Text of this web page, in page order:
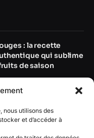
nous utilisons des
et d’accéder à
: la recette
qui sublime
de saison
: découvrez le chef-
qui raconte une
éternelle